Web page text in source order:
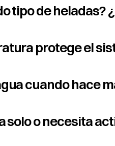
tipo de heladas?
protege el
cuando hace
solo o necesita